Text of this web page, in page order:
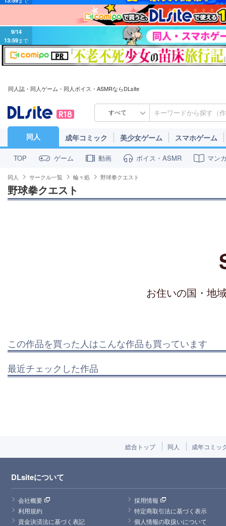
9/14
13:59 まで
同人誌・同人ゲーム・同人ボイス・ASMRならDLsite
すべて
同人 成年コミック 美少女ゲーム スマホゲーム
TOP ゲーム 動画 ボイス・ASMR マン
同人 サークル一覧 輪々処 野球拳クエスト
野球拳クエスト
お住いの国・地
この作品を買った人はこんな作品も買っています
最近チェックした作品
総合トップ 同人 成年コミッ
DLsiteについて
会社概要
採用情報
利用規約
特定商取引法に基づく表示
資金決済法に基づく表記
個人情報の取扱いについて